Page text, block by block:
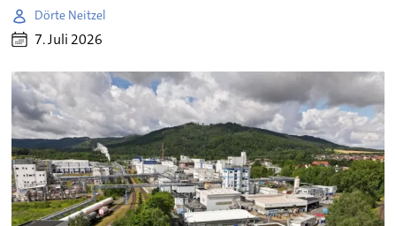
Dörte Neitzel
7. Juli 2026